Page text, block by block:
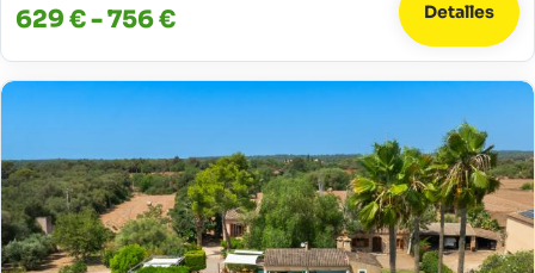
629 € - 756 € Detalles